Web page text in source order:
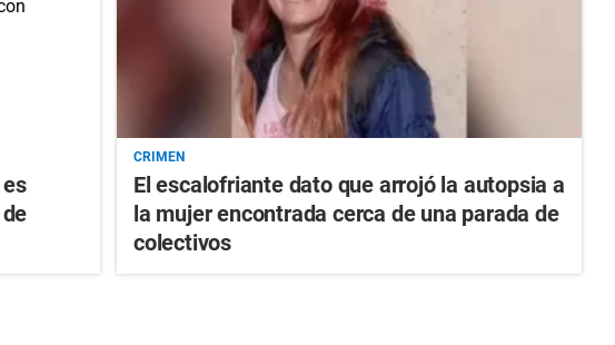
CRIMEN
El escalofriante dato que arrojó la autopsia a
la mujer encontrada cerca de una parada de
colectivos